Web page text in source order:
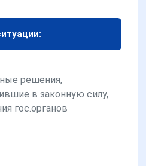
решения,
в законную силу,
гос.органов